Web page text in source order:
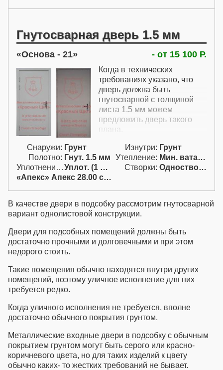
еще и от пожара. Но цена
дороже. Если в кладовой
хранятся наркотики или
оружие, то здесь
изделия, которые описаны в
других разделах сайта, но их
мы тоже можем сделать.
Гнутосварная дверь 1.5 мм
Основа - 21 - от 15 100 Р.
Когда в технических
требованиях указано, что
дверь должна быть
гнутосварной с толщиной
листа 1.5 мм можем
предложить дверь такого
плана.
Снаружи: Грунт Изнутри: Грунт
Полотно: Гнут. 1.5 мм Утепление:
Мин. вата / пенопл.
Уплотнение:
Уплот. (1 конт.) Створки:
Одностворчатая (А)
«Апекс» Апекс 28.00 с ручк.
В качестве двери в подсобку рассмотрим гнутосварной
вариант однолистовой конструкции.
Двери для подсобных помещений должны быть
достаточно прочными и долговечными и при этом
недорого стоить.
Такие помещения обычно находятся внутри других
помещений, поэтому уличное исполнение для них
требуется редко.
Когда уличного исполнения не требуется, вполне
достаточно обычного покрытия грунтом.
Металлические входные двери в подсобку с обычным
покрытием грунтом могут быть серого или красно-
коричневого цвета, но для таких изделий к цвету
обычно каких- то жестких требований не бывает.